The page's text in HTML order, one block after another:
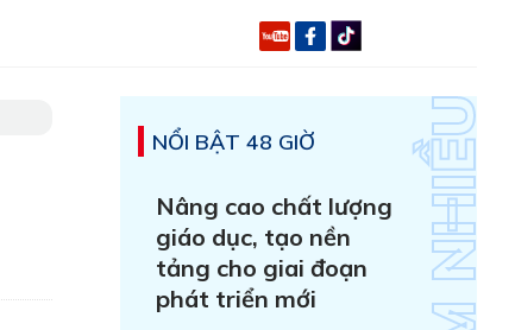
NỔI BẬT 48 GIỜ
Nâng cao chất lượng
giáo dục, tạo nền
tảng cho giai đoạn
phát triển mới